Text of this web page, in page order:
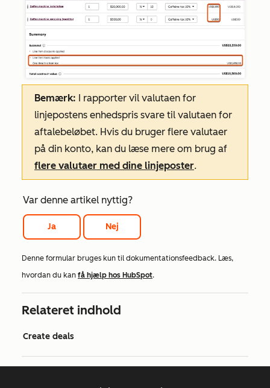
Bemærk: I rapporter vil valutaen for
linjepostens enhedspris svare til valutaen for
aftalebeløbet. Hvis du bruger flere valutaer
på din konto, kan du læse mere om brug af
flere valutaer med dine linjeposter.
Var denne artikel nyttig?
Ja Nej
Denne formular bruges kun til dokumentationsfeedback. Læs,
hvordan du kan få hjælp hos HubSpot.
Relateret indhold
Create deals